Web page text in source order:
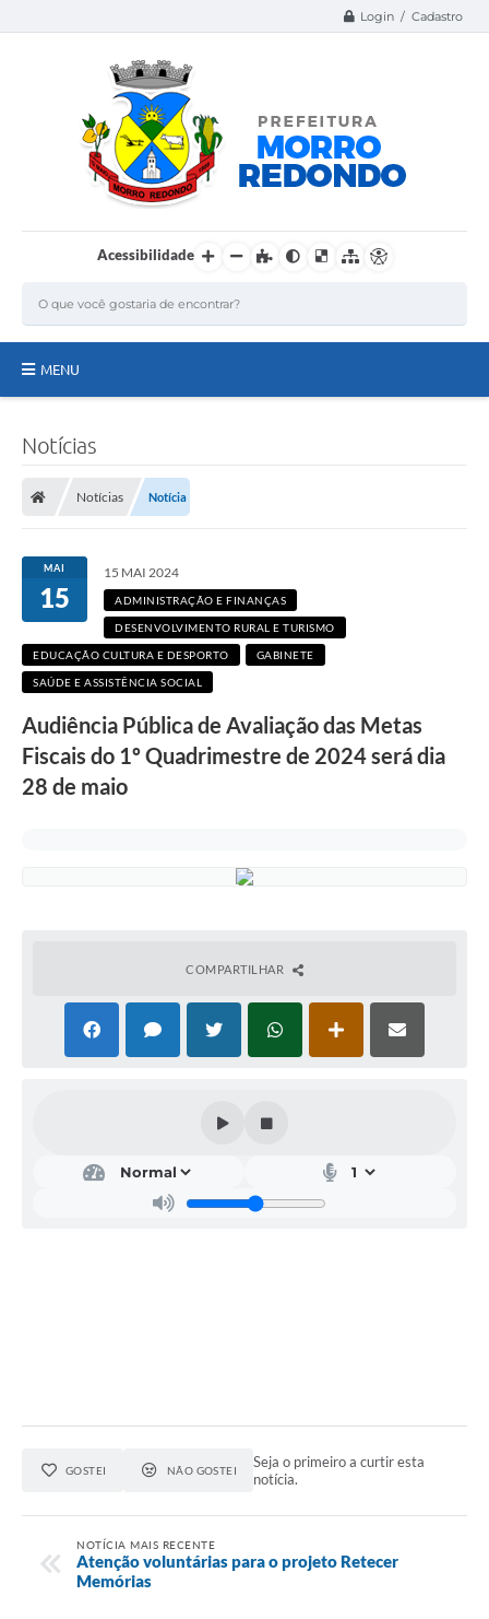
Login / Cadastro
Acessibilidade
MENU
Secretarias
Notícias
Serviços Online
Contato
Contas Públicas
Serviço de Inspeção Municipal - SIM
Acesso Rápido
Notícias
Notícias Notícia
MAI
15
15 MAI 2024
ADMINISTRAÇÃO E FINANÇAS
DESENVOLVIMENTO RURAL E TURISMO
EDUCAÇÃO CULTURA E DESPORTO GABINETE
SAÚDE E ASSISTÊNCIA SOCIAL
Audiência Pública de Avaliação das Metas
Fiscais do 1º Quadrimestre de 2024 será dia
28 de maio
COMPARTILHAR
GOSTEI NÃO GOSTEI
Seja o primeiro a curtir esta
notícia.
NOTÍCIA MAIS RECENTE
Atenção voluntárias para o projeto Retecer
Memórias